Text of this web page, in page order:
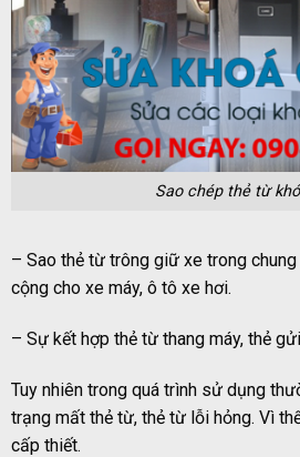
Sao chép thẻ từ
– Sao thẻ từ trông giữ xe trong
cộng cho xe máy, ô tô xe hơi.
– Sự kết hợp thẻ từ thang máy, thẻ
Tuy nhiên trong quá trình sử dụng
trạng mất thẻ từ, thẻ từ lỗi hỏng. Vì
cấp thiết.